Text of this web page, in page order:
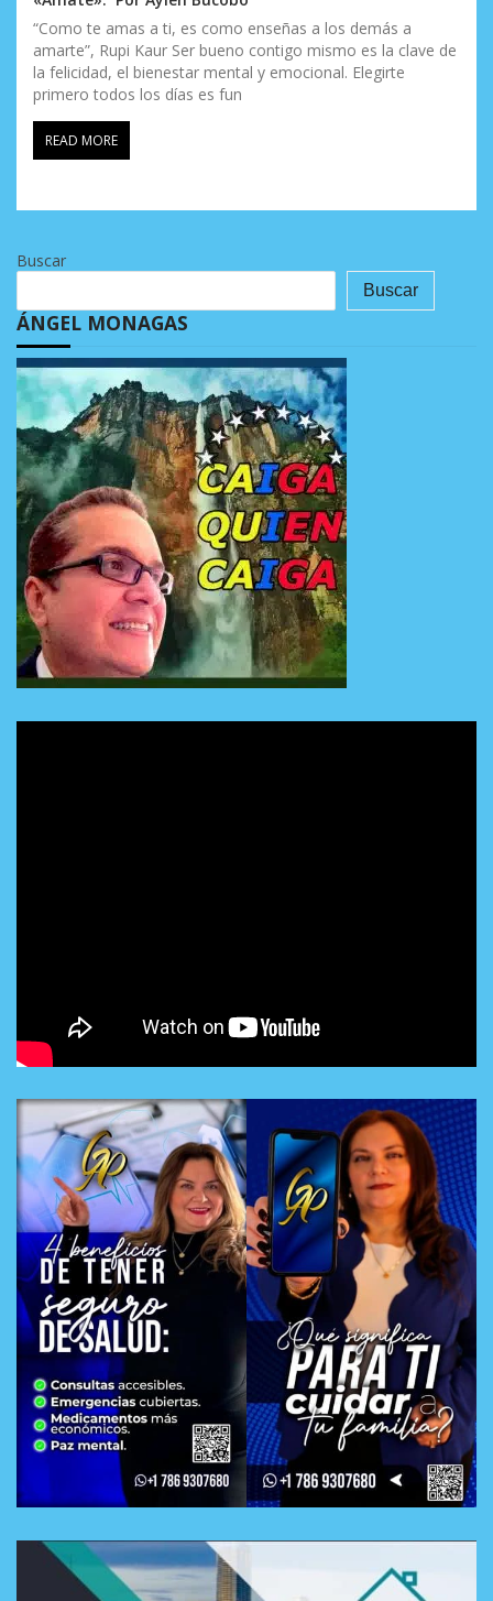
“Como te amas a ti, es como enseñas a los demás a
amarte”, Rupi Kaur Ser bueno contigo mismo es la clave de
la felicidad, el bienestar mental y emocional. Elegirte
primero todos los días es fun
READ MORE
Buscar
Buscar
ÁNGEL MONAGAS